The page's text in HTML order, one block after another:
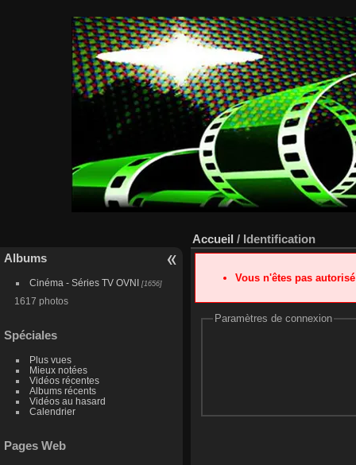
Albums
Cinéma - Séries TV OVNI [1656]
1617 photos
Spéciales
Plus vues
Mieux notées
Vidéos récentes
Albums récents
Vidéos au hasard
Calendrier
Pages Web
Accueil / Identification
Vous n'êtes pas
Paramètres de connexion